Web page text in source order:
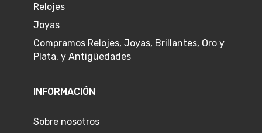
Relojes
Joyas
Compramos Relojes, Joyas, Brillantes, Oro y
Plata, y Antigüedades
INFORMACIÓN
Sobre nosotros